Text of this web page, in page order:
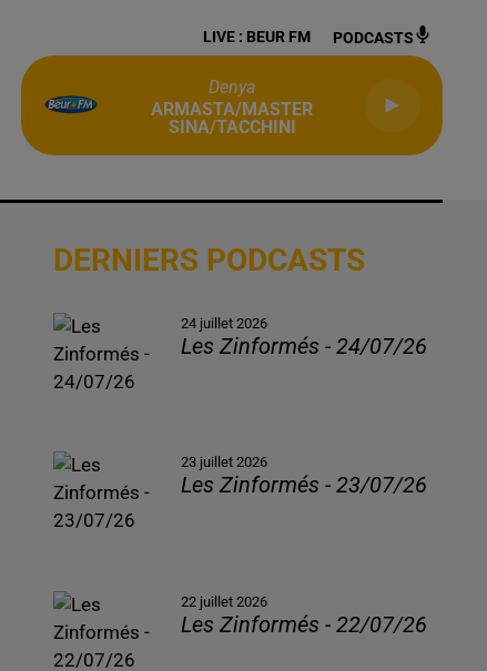
LIVE : BEUR FM PODCASTS
Denya
ARMASTA/MASTER
SINA/TACCHINI
DERNIERS PODCASTS
24 juillet 2026
Les Zinformés - 24/07/26
23 juillet 2026
Les Zinformés - 23/07/26
22 juillet 2026
Les Zinformés - 22/07/26